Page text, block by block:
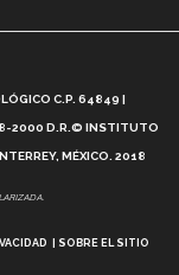
Tec? (video)
Artificial, Paola
C.P. 64849 |
2000 D.R.© INSTITUTO
MÉXICO. 2018
SOBRE EL SITIO